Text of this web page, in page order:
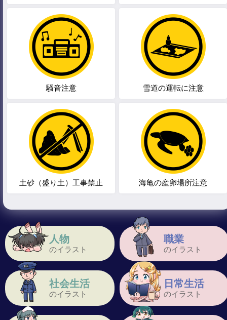
人物
のイラスト
職業
のイラスト
社会生活
のイラスト
日常生活
のイラスト
騒音注意 雪道の運転に注意
土砂（盛り土）工事禁止 海亀の産卵場所注意